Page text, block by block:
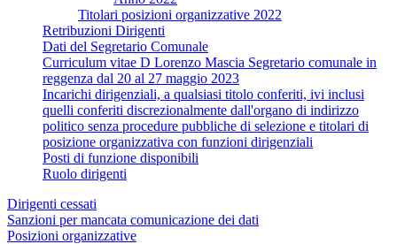
Titolari posizioni organizzative 2022
Retribuzioni Dirigenti
Dati del Segretario Comunale
Curriculum vitae D Lorenzo Mascia Segretario comunale in
reggenza dal 20 al 27 maggio 2023
Incarichi dirigenziali, a qualsiasi titolo conferiti, ivi inclusi
quelli conferiti discrezionalmente dall'organo di indirizzo
politico senza procedure pubbliche di selezione e titolari di
posizione organizzativa con funzioni dirigenziali
Posti di funzione disponibili
Ruolo dirigenti
Dirigenti cessati
Sanzioni per mancata comunicazione dei dati
Posizioni organizzative